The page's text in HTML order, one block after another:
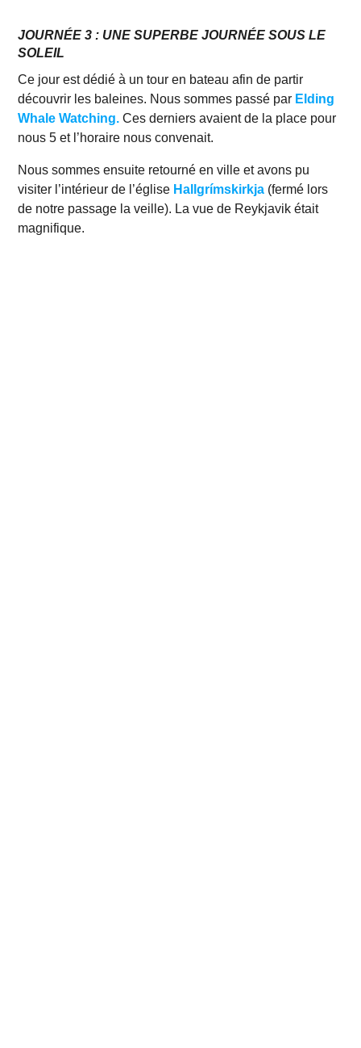
JOURNÉE 3 : UNE SUPERBE JOURNÉE SOUS LE
SOLEIL
Ce jour est dédié à un tour en bateau afin de partir
découvrir les baleines. Nous sommes passé par Elding
Whale Watching. Ces derniers avaient de la place pour
nous 5 et l’horaire nous convenait.
Nous sommes ensuite retourné en ville et avons pu
visiter l’intérieur de l’église Hallgrímskirkja (fermé lors
de notre passage la veille). La vue de Reykjavik était
magnifique.